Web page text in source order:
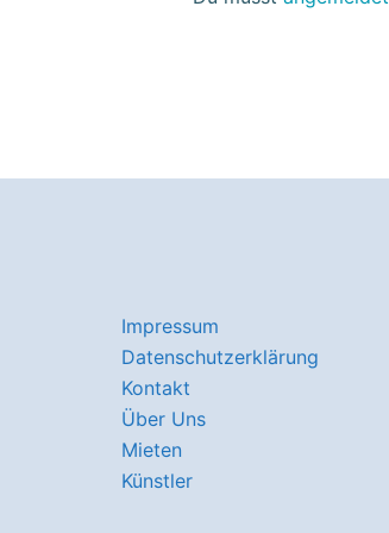
Impressum
Datenschutzerklärung
Kontakt
Über Uns
Mieten
Künstler